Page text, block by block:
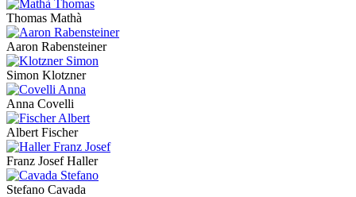
Thomas Mathà
Aaron Rabensteiner
Simon Klotzner
Anna Covelli
Albert Fischer
Franz Josef Haller
Stefano Cavada